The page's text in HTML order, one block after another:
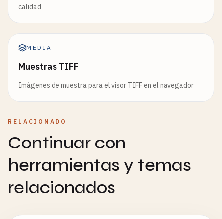
calidad
MEDIA
Muestras TIFF
Imágenes de muestra para el visor TIFF en el navegador
RELACIONADO
Continuar con
herramientas y temas
relacionados